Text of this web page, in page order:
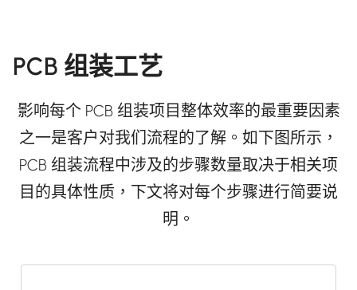
PCB 组装工艺
影响每个 PCB 组装项目整体效率的最重要因素
之一是客户对我们流程的了解。如下图所示，
PCB 组装流程中涉及的步骤数量取决于相关项
目的具体性质，下文将对每个步骤进行简要说
明。